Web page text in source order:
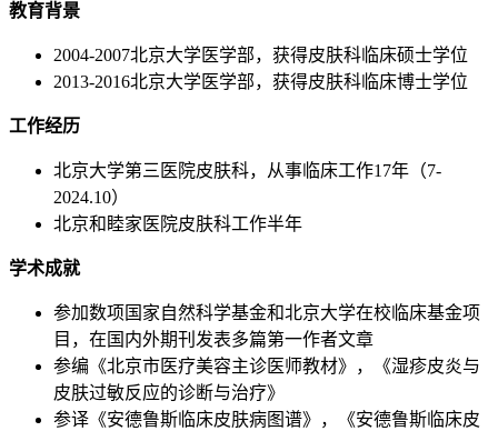
教育背景
2004-2007北京大学医学部，获得皮肤科临床硕士学位
2013-2016北京大学医学部，获得皮肤科临床博士学位
工作经历
北京大学第三医院皮肤科，从事临床工作17年（7-
2024.10）
北京和睦家医院皮肤科工作半年
学术成就
参加数项国家自然科学基金和北京大学在校临床基金项
目，在国内外期刊发表多篇第一作者文章
参编《北京市医疗美容主诊医师教材》，《湿疹皮炎与
皮肤过敏反应的诊断与治疗》
参译《安德鲁斯临床皮肤病图谱》，《安德鲁斯临床皮